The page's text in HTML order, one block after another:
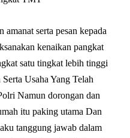
serta pesan kepada
kenaikan pangkat
satu tingkat lebih tinggi
Usaha Yang Telah
Namun dorongan dan
itu paking utama Dan
tanggung jawab dalam